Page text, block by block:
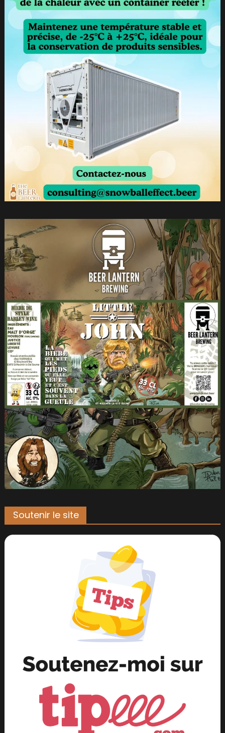
Soutenir le site